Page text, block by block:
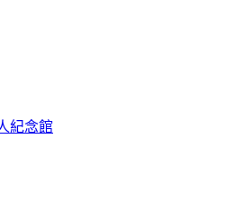
紀念館